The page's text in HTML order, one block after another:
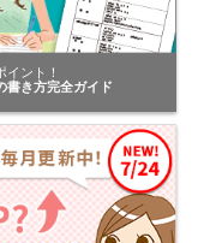
ス事業部）
した。
イント！
書き方完全ガイド